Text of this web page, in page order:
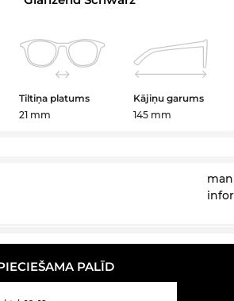
Tiltiņa platums
21 mm
Kājiņu garums
145 mm
PALĪD